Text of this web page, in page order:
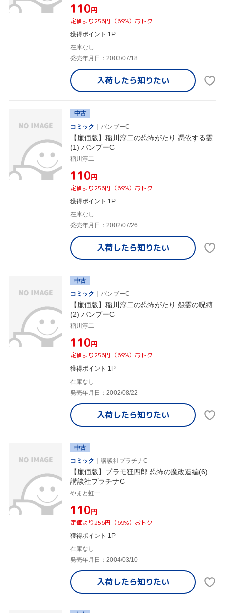
¥110円
定価より256円（69%）おトク
獲得ポイント 1P
在庫なし
発売年月日：2003/07/18
入荷したら知りたい
中古
コミック
バンブーC
【廉価版】稲川淳二の恐怖がたり 憑依する霊
(1) バンブーC
稲川淳二
¥110円
定価より256円（69%）おトク
獲得ポイント 1P
在庫なし
発売年月日：2002/07/26
入荷したら知りたい
中古
コミック
バンブーC
【廉価版】稲川淳二の恐怖がたり 怨霊の呪縛
(2) バンブーC
稲川淳二
¥110円
定価より256円（69%）おトク
獲得ポイント 1P
在庫なし
発売年月日：2002/08/22
入荷したら知りたい
中古
コミック
講談社プラチナC
【廉価版】プラモ狂四郎 恐怖の魔改造編(6)
講談社プラチナC
やまと虹一
¥110円
定価より256円（69%）おトク
獲得ポイント 1P
在庫なし
発売年月日：2004/03/10
入荷したら知りたい